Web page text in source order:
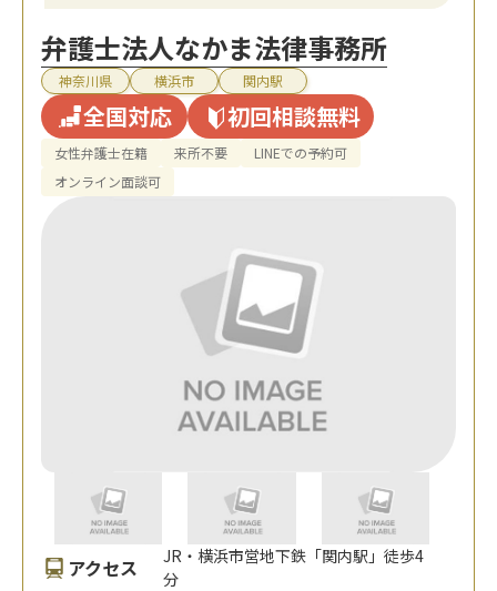
弁護士法人なかま法律事務所
神奈川県 横浜市 関内駅
全国対応 初回相談無料
女性弁護士在籍 来所不要
LINEでの予約可
オンライン面談可
アクセス
JR・横浜市営地下鉄「関内駅」徒歩4
分